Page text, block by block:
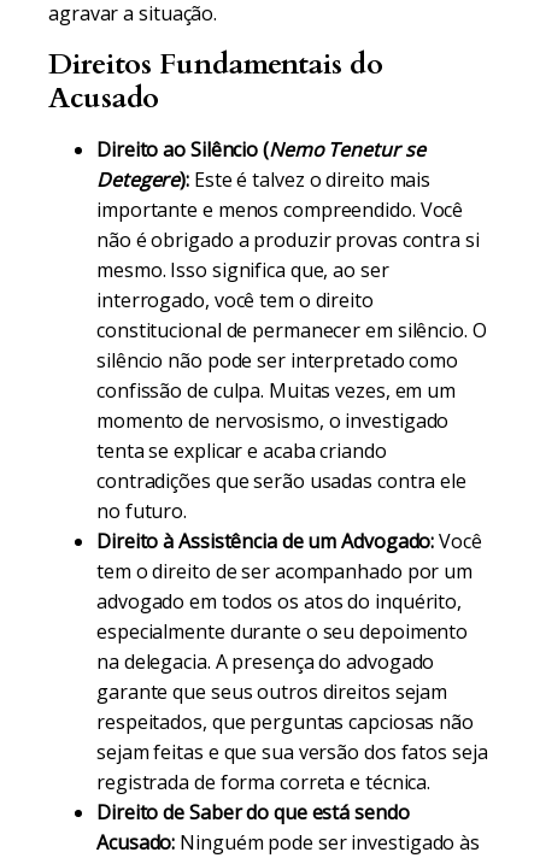
agravar a situação.
Direitos Fundamentais do
Acusado
Direito ao Silêncio (Nemo Tenetur se
Detegere): Este é talvez o direito mais
importante e menos compreendido. Você
não é obrigado a produzir provas contra si
mesmo. Isso significa que, ao ser
interrogado, você tem o direito
constitucional de permanecer em silêncio. O
silêncio não pode ser interpretado como
confissão de culpa. Muitas vezes, em um
momento de nervosismo, o investigado
tenta se explicar e acaba criando
contradições que serão usadas contra ele
no futuro.
Direito à Assistência de um Advogado:Você
tem o direito de ser acompanhado por um
advogado em todos os atos do inquérito,
especialmente durante o seu depoimento
na delegacia. A presença do advogado
garante que seus outros direitos sejam
respeitados, que perguntas capciosas não
sejam feitas e que sua versão dos fatos seja
registrada de forma correta e técnica.
Direito de Saber do que está sendo
Acusado: Ninguém pode ser investigado às